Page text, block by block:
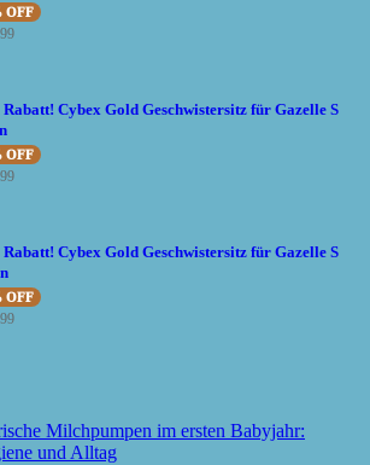
OFF
Cybex Gold Geschwistersitz für Gazelle S
OFF
Cybex Gold Geschwistersitz für Gazelle S
OFF
Milchpumpen im ersten Babyjahr:
und Alltag